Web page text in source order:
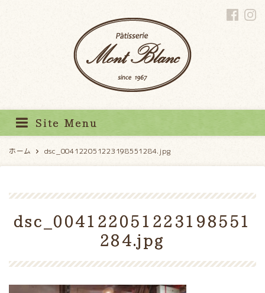
Site Menu
ホーム dsc_004122051223198551284.jpg
dsc_004122051223198551
284.jpg